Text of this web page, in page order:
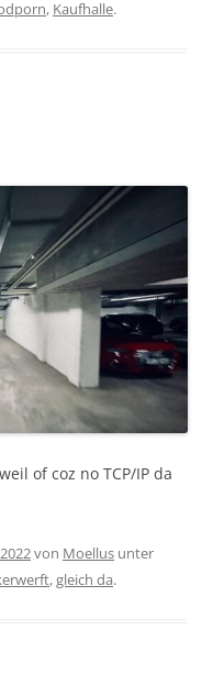
, Kaufhalle.
of coz no TCP/IP da
von Moellus unter
,gleich da.